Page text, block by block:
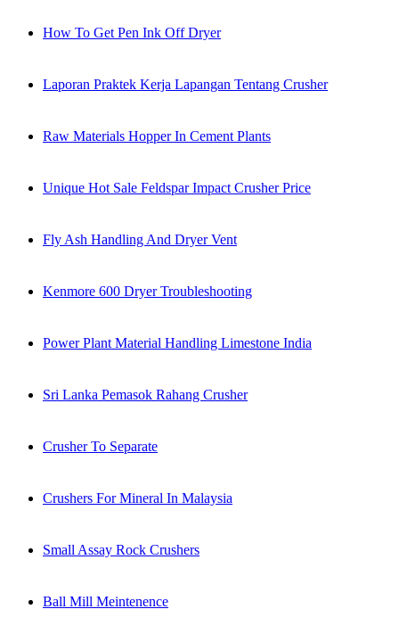
How To Get Pen Ink Off Dryer
Laporan Praktek Kerja Lapangan Tentang Crusher
Raw Materials Hopper In Cement Plants
Unique Hot Sale Feldspar Impact Crusher Price
Fly Ash Handling And Dryer Vent
Kenmore 600 Dryer Troubleshooting
Power Plant Material Handling Limestone India
Sri Lanka Pemasok Rahang Crusher
Crusher To Separate
Crushers For Mineral In Malaysia
Small Assay Rock Crushers
Ball Mill Meintenence